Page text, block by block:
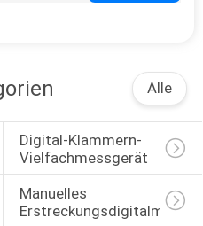
Alle
Digital-Klammern-
Vielfachmessgerät
Manuelles